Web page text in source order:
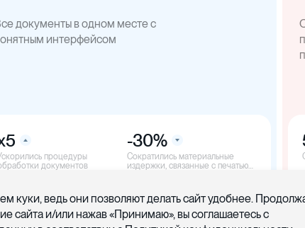
документы в одном месте с
интерфейсом
процедуры
документов
-30%
Cократились материальные
издержки, связанные с печатью
куки, ведь они позволяют делать сайт удобнее.
сайта и/или нажав «Принимаю», вы соглашаетесь с